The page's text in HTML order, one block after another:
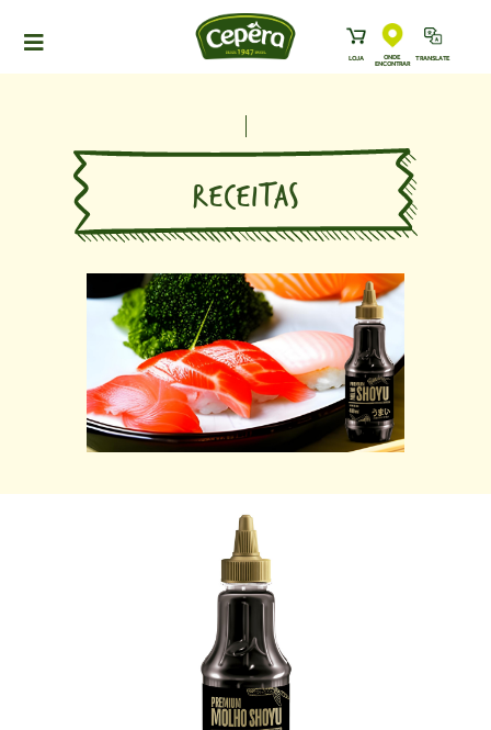
LOJA
ONDE
ENCONTRAR
TRANSLATE
RECEITAS
ONDE ENCONTRAR
SUSTENTABILIDADE
CONTATO
DOWNLOADS
RECEITAS